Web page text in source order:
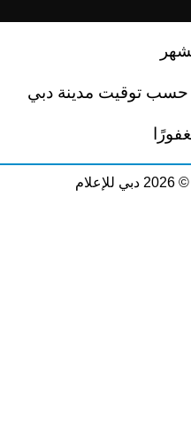
حسب توقيت مدينة دبي